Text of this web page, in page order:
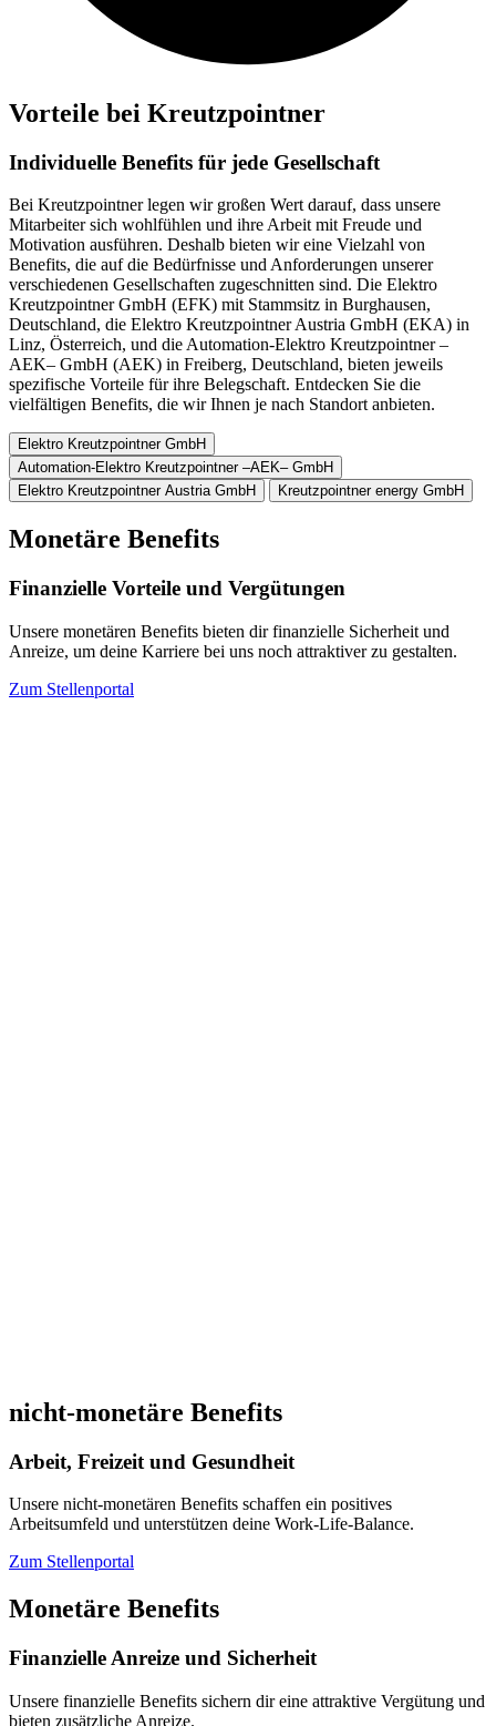
Vorteile bei Kreutzpointner
Individuelle Benefits für jede Gesellschaft
Bei Kreutzpointner legen wir großen Wert darauf, dass unsere
Mitarbeiter sich wohlfühlen und ihre Arbeit mit Freude und
Motivation ausführen. Deshalb bieten wir eine Vielzahl von
Benefits, die auf die Bedürfnisse und Anforderungen unserer
verschiedenen Gesellschaften zugeschnitten sind. Die Elektro
Kreutzpointner GmbH (EFK) mit Stammsitz in Burghausen,
Deutschland, die Elektro Kreutzpointner Austria GmbH (EKA) in
Linz, Österreich, und die Automation-Elektro Kreutzpointner –
AEK– GmbH (AEK) in Freiberg, Deutschland, bieten jeweils
spezifische Vorteile für ihre Belegschaft. Entdecken Sie die
vielfältigen Benefits, die wir Ihnen je nach Standort anbieten.
Elektro Kreutzpointner GmbH
Automation-Elektro Kreutzpointner –AEK– GmbH
Elektro Kreutzpointner Austria GmbH
Kreutzpointner energy GmbH
Monetäre Benefits
Finanzielle Vorteile und Vergütungen
Unsere monetären Benefits bieten dir finanzielle Sicherheit und
Anreize, um deine Karriere bei uns noch attraktiver zu gestalten.
Zum Stellenportal
nicht-monetäre Benefits
Arbeit, Freizeit und Gesundheit
Unsere nicht-monetären Benefits schaffen ein positives
Arbeitsumfeld und unterstützen deine Work-Life-Balance.
Zum Stellenportal
Monetäre Benefits
Finanzielle Anreize und Sicherheit
Unsere finanzielle Benefits sichern dir eine attraktive Vergütung und
bieten zusätzliche Anreize.